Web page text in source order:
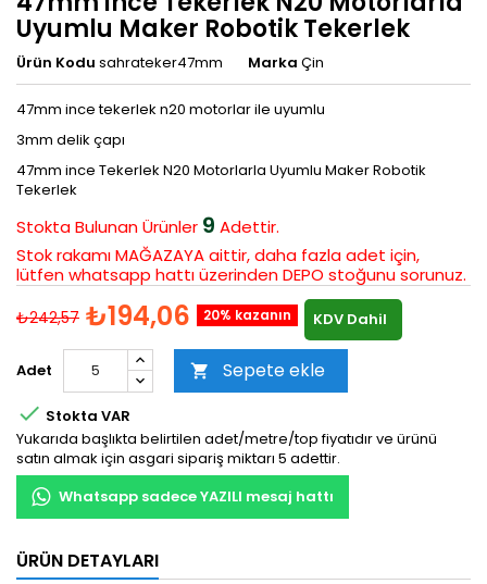
Uyumlu Maker Robotik Tekerlek
Ürün Kodu sahrateker47mm Marka Çin
47mm ince tekerlek n20 motorlar ile uyumlu
3mm delik çapı
47mm ince Tekerlek N20 Motorlarla Uyumlu Maker Robotik
Tekerlek
Stokta BulunanÜrünler 9 Adettir.
Stok rakamı MAĞAZAYA aittir, daha fazla adet için,
lütfen whatsapp hattı üzerinden DEPO stoğunu sorunuz.
₺242,57 ₺194,06 20% kazanın KDV Dahil
Adet  Sepete ekle
 Stokta VAR
Yukarıda başlıkta belirtilen adet/metre/top fiyatıdır ve ürünü
satın almak için asgari sipariş miktarı 5 adettir.
Whatsapp sadece YAZILI mesaj hattı
ÜRÜN DETAYLARI